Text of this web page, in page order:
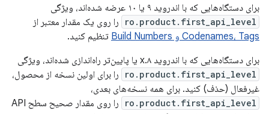
برای دستگاه‌هایی که با اندروید ۹ یا ۱۰ عرضه شده‌اند، ویژگی
ro.product.first_api_level
را روی یک مقدار معتبر از
Codenames، Tags و Build Numbers
تنظیم کنید.
برای دستگاه‌هایی که با اندروید ۸.x یا پایین‌تر راه‌اندازی شده‌اند، ویژگی
ro.product.first_api_level
را برای اولین نسخه از محصول،
غیرفعال (حذف) کنید. برای همه نسخه‌های بعدی،
ro.product.first_api_level
را روی مقدار صحیح سطح API